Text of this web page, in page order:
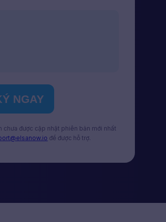
NGAY
chưa được cập nhật phiên bản mới nhất
để được hỗ trợ.